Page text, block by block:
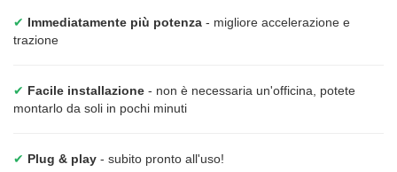
✔ Immediatamente più potenza - migliore accelerazione e
trazione
✔ Facile installazione - non è necessaria un'officina, potete
montarlo da soli in pochi minuti
✔ Plug & play - subito pronto all'uso!